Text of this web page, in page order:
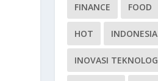
FINANCE FOOD
HOT INDONESIA
INOVASI